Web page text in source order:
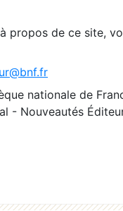
propos de ce site,
nationale de
- Nouveautés